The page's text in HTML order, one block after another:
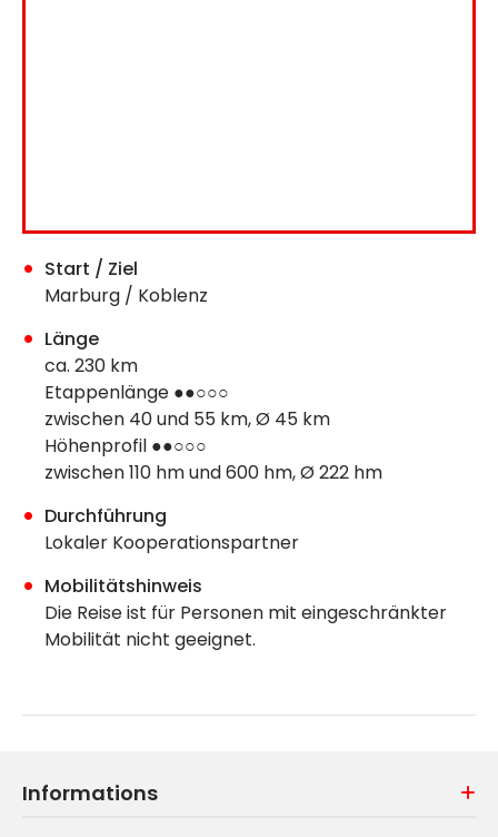
Start / Ziel
Marburg / Koblenz
Länge
ca. 230 km
Etappenlänge ●●○○○
zwischen 40 und 55 km, Ø 45 km
Höhenprofil ●●○○○
zwischen 110 hm und 600 hm, Ø 222 hm
Durchführung
Lokaler Kooperationspartner
Mobilitätshinweis
Die Reise ist für Personen mit eingeschränkter
Mobilität nicht geeignet.
Informations